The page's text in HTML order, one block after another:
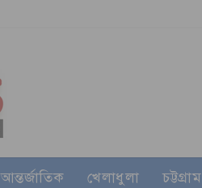
আন্তর্জাতিক খেলাধুলা চট্টগ্রাম